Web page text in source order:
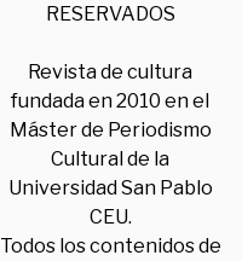
RESERVADOS
Revista de cultura
fundada en 2010 en el
Máster de Periodismo
Cultural de la
Universidad San Pablo
CEU.
Todos los contenidos de